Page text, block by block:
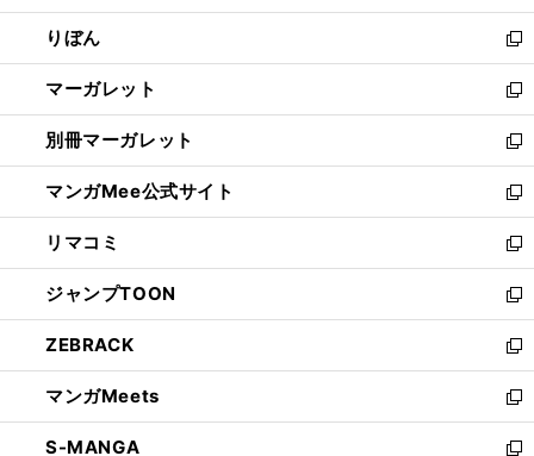
開
く
ウ
で
開
く
ン
ド
ウ
で
開
く
ウ
ィ
ン
ド
ウ
で
開
く
りぼん
新
し
い
ウ
ィ
ン
ド
ウ
で
開
く
マーガレット
新
し
い
ウ
ィ
ン
ド
ウ
で
開
く
別冊マーガレット
新
し
い
ウ
ィ
ン
ド
ウ
で
開
く
マンガMee公式サイト
新
し
い
ウ
ィ
ン
ド
ウ
で
開
く
リマコミ
新
し
い
ウ
ィ
ン
ド
ウ
で
ジャンプTOON
新
し
い
ウ
ィ
ン
ド
ZEBRACK
新
し
い
ウ
ィ
マンガMeets
新
し
い
S-MANGA